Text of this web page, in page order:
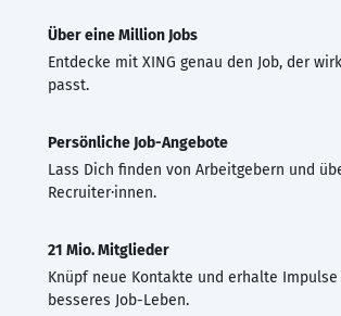
Über eine Million Jobs
Entdecke mit XING genau den Job, der
passt.
Persönliche Job-Angebote
Lass Dich finden von Arbeitgebern und
Recruiter·innen.
21 Mio. Mitglieder
Knüpf neue Kontakte und erhalte
besseres Job-Leben.